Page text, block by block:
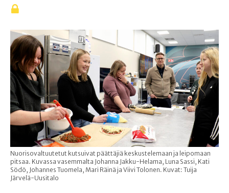
Nuorisovaltuutetut kutsuivat päättäjiä keskustelemaan ja leipomaan
pitsaa. Kuvassa vasemmalta Johanna Jakku-Helama, Luna Sassi, Kati
Södö, Johannes Tuomela, Mari Räinä ja Viivi Tolonen. Kuvat: Tuija
Järvelä-Uusitalo